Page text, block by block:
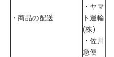
・商品の配送
・ ヤマ
ト運輸
(株)
・佐川
急便